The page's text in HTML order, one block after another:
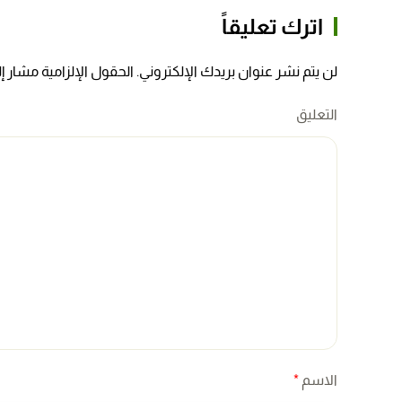
اترك تعليقاً
لن يتم نشر عنوان بريدك الإلكتروني. الحقول الإلزامية مشار
التعليق
الاسم *